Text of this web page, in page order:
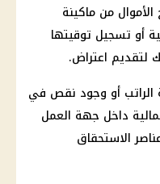
من ماكينة
أو تسجيل توقيتها
لتقديم اعتراض.
الراتب أو وجود نقص في
داخل جهة العمل
الاستحقاق